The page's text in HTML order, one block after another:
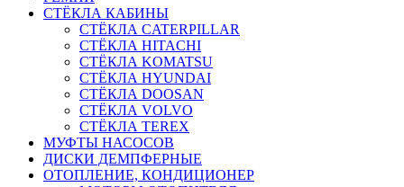
СТЁКЛА КАБИНЫ
СТЁКЛА CATERPILLAR
СТЁКЛА HITACHI
СТЁКЛА KOMATSU
СТЁКЛА HYUNDAI
СТЁКЛА DOOSAN
СТЁКЛА VOLVO
СТЁКЛА TEREX
МУФТЫ НАСОСОВ
ДИСКИ ДЕМПФЕРНЫЕ
ОТОПЛЕНИЕ, КОНДИЦИОНЕР